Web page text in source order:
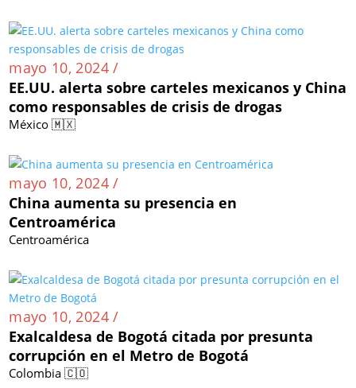
mayo 10, 2024 /
EE.UU. alerta sobre carteles mexicanos y China
como responsables de crisis de drogas
México 🇲🇽
mayo 10, 2024 /
China aumenta su presencia en
Centroamérica
Centroamérica
mayo 10, 2024 /
Exalcaldesa de Bogotá citada por presunta
corrupción en el Metro de Bogotá
Colombia 🇨🇴